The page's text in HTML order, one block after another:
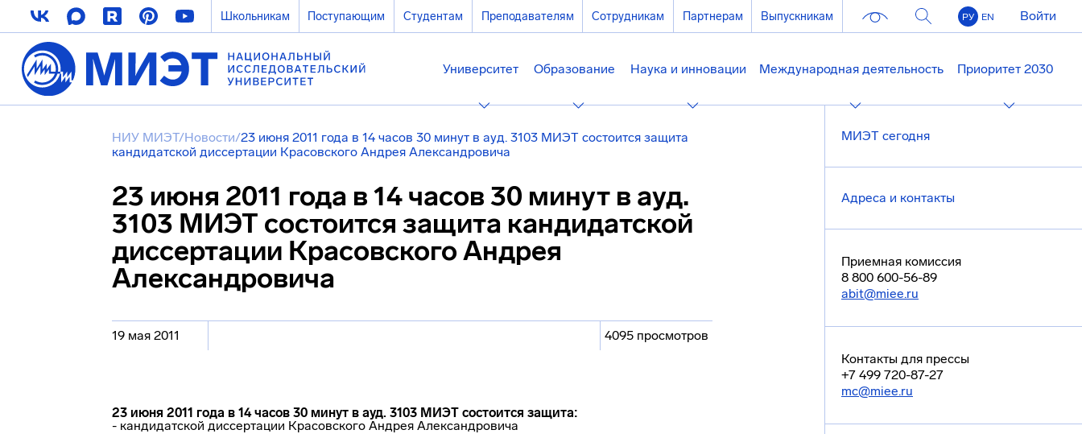
Школьникам Поступающим Студентам Преподавателям Сотрудникам Партнерам Выпускникам РУ EN Войти
Университет Образование Наука и инновации Международная деятельность Приоритет 2030
НИУ МИЭТ/Новости/23 июня 2011 года в 14 часов 30 минут в ауд. 3103 МИЭТ состоится защита
кандидатской диссертации Красовского Андрея Александровича
23 июня 2011 года в 14 часов 30 минут в ауд.
3103 МИЭТ состоится защита кандидатской
диссертации Красовского Андрея
Александровича
19 мая 2011 4095 просмотров
23 июня 2011 года в 14 часов 30 минут в ауд. 3103 МИЭТ состоится защита:
- кандидатской диссертации Красовского Андрея Александровича
МИЭТ сегодня
Адреса и контакты
Приемная комиссия
8 800 600-56-89
abit@miee.ru
Контакты для прессы
+7 499 720-87-27
mc@miee.ru